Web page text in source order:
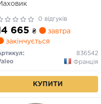
0 відгуків
665 ₴
завтра
закінчується
836542
Франція
КУПИТИ